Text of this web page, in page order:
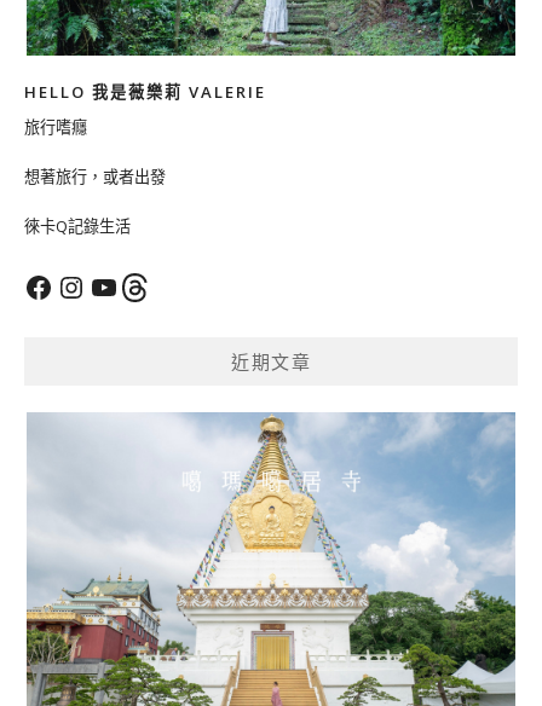
HELLO 我是薇樂莉 VALERIE
旅行嗜癮
想著旅行，或者出發
徠卡Q記錄生活
FacebookInstagram
YouTubeThreads
近期文章